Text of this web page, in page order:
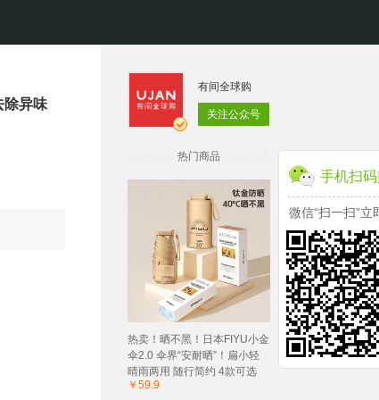
除异味
有间全球购
关注公众号
热门商品
热卖！晒不黑！日本FIYU小金
伞2.0 伞界“安耐晒”！扁小轻
晴雨两用 随行简约 4款可选
￥59.9
手机扫
微信“扫一扫”立